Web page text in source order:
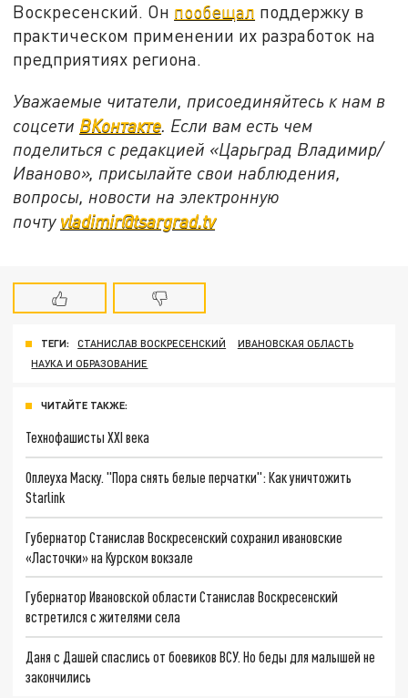
Воскресенский. Он пообещал поддержку в
практическом применении их разработок на
предприятиях региона.
Уважаемые читатели, присоединяйтесь к нам в
соцсети ВКонтакте. Если вам есть чем
поделиться с редакцией «Царьград Владимир/
Иваново», присылайте свои наблюдения,
вопросы, новости на электронную
почту vladimir@tsargrad.tv
ТЕГИ: СТАНИСЛАВ ВОСКРЕСЕНСКИЙ
ИВАНОВСКАЯ ОБЛАСТЬ
НАУКА И ОБРАЗОВАНИЕ
ЧИТАЙТЕ ТАКЖЕ:
Технофашисты XXI века
Оплеуха Маску. "Пора снять белые перчатки": Как уничтожить
Starlink
Губернатор Станислав Воскресенский сохранил ивановские
«Ласточки» на Курском вокзале
Губернатор Ивановской области Станислав Воскресенский
встретился с жителями села
Даня с Дашей спаслись от боевиков ВСУ. Но беды для малышей не
закончились